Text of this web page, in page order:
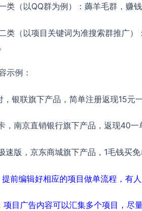
类（以QQ群为例）：薅羊毛群，赚
类（以项目关键词为准搜索群推广
示例：
，银联旗下产品，简单注册返现15元
，南京直销银行旗下产品，返现40一
速版，京东商城旗下产品，1毛钱买
提前编辑好相应的项目做单流程，有
项目广告内容可以汇集多个项目，尽